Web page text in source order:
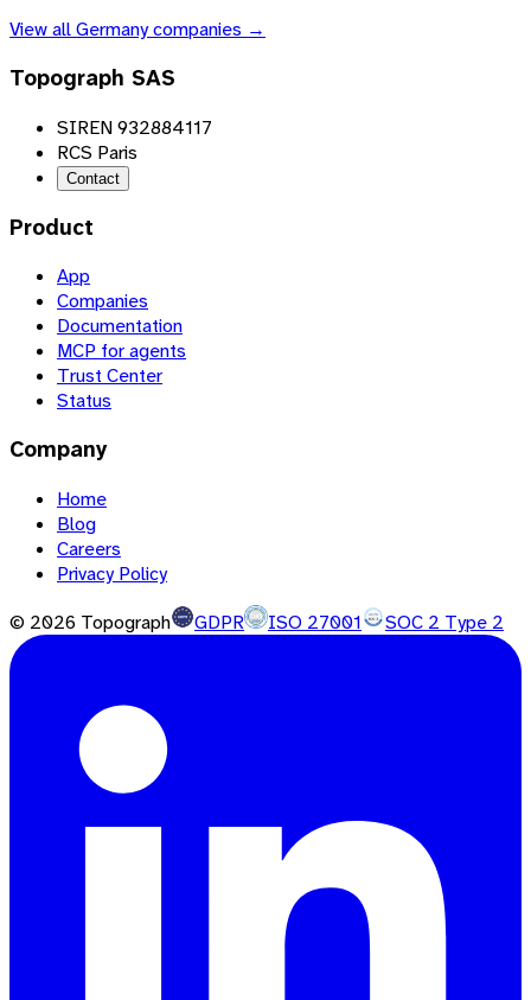
View allGermanycompanies →
Topograph SAS
SIREN 932884117
RCS Paris
Contact
Product
App
Companies
Documentation
MCP for agents
Trust Center
Status
Company
Home
Blog
Careers
Privacy Policy
© 2026 Topograph GDPR ISO 27001 SOC 2 Type 2